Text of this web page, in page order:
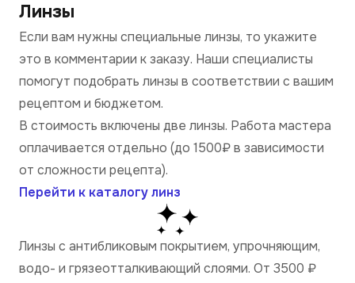
Линзы
Если вам нужны специальные линзы, то укажите
это в комментарии к заказу. Наши специалисты
помогут подобрать линзы в соответствии с вашим
рецептом и бюджетом.
В стоимость включены две линзы. Работа мастера
оплачивается отдельно (до 1500₽ в зависимости
от сложности рецепта).
Перейти к каталогу линз
Линзы с антибликовым покрытием, упрочняющим,
водо- и грязеотталкивающий слоями. От 3500 ₽